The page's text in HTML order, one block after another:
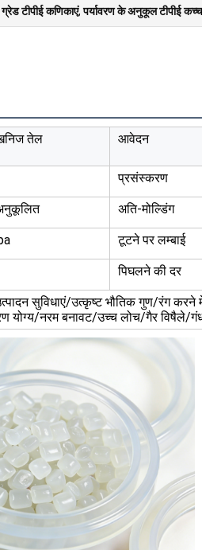
ग्रेड टीपीई कणिकाएं,पर्यावरण के अनुकूल टीपीई
तेल आवेदन
प्रसंस्करण
अनुकूलित अति-मोल्डिंग
टूटने पर लम्बाई
पिघलने की दर
सुविधाएं/उत्कृष्ट भौतिक गुण/रंग
योग्य/नरम बनावट/उच्च लोच/गैर